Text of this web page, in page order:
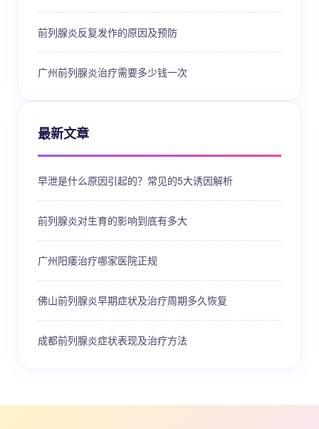
前列腺炎反复发作的原因及预防
广州前列腺炎治疗需要多少钱一次
最新文章
早泄是什么原因引起的？常见的5大诱因解析
前列腺炎对生育的影响到底有多大
广州阳痿治疗哪家医院正规
佛山前列腺炎早期症状及治疗周期多久恢复
成都前列腺炎症状表现及治疗方法